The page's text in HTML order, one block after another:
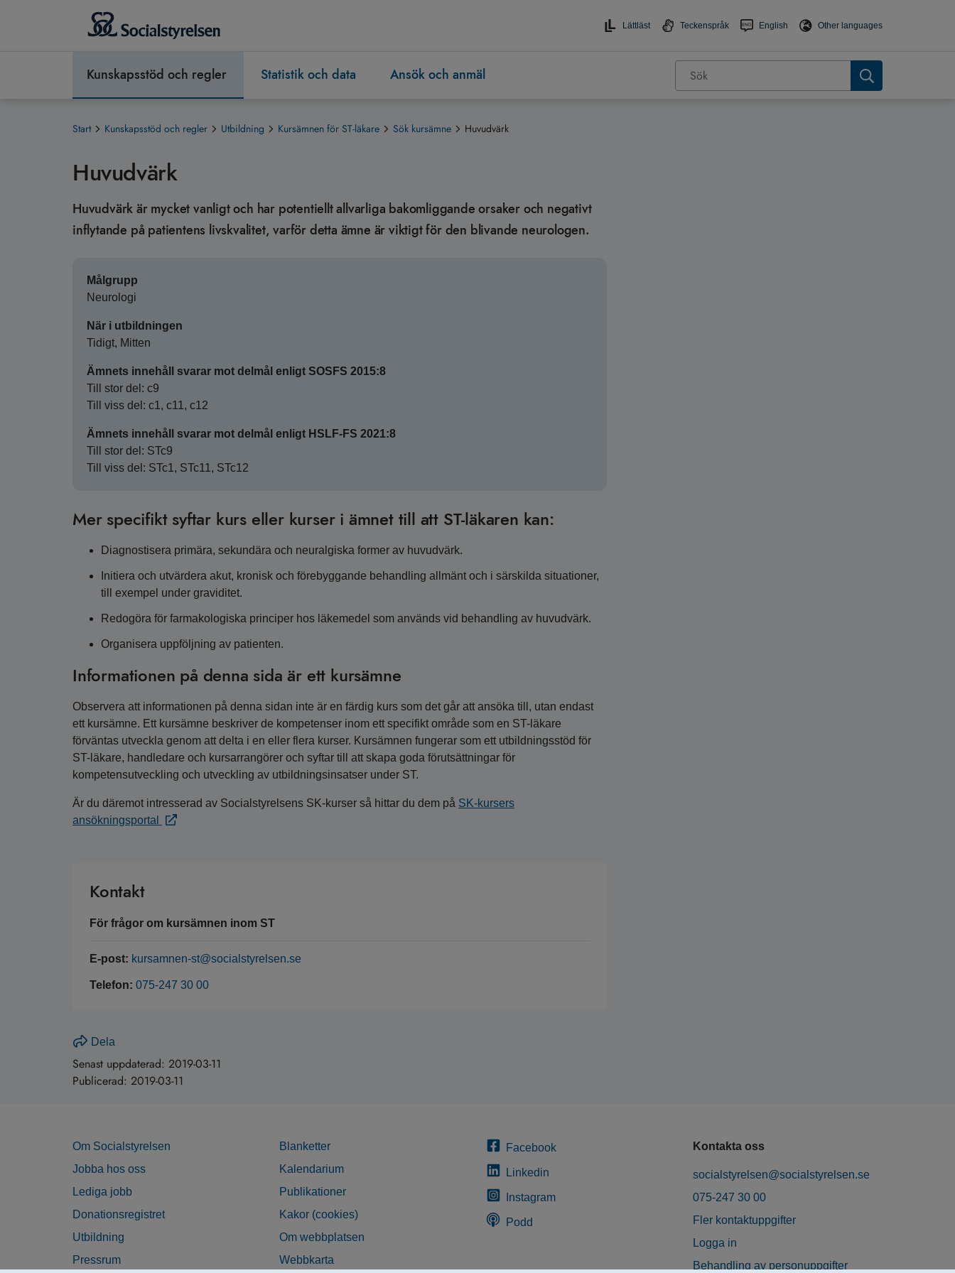
Lättläst Teckenspråk English Other languages
Kunskapsstöd och regler Statistik och data Ansök och anmäl
Start Kunskapsstöd och regler Utbildning Kursämnen för ST-läkare Sök kursämne Huvudvärk
Huvudvärk
Huvudvärk är mycket vanligt och har potentiellt allvarliga bakomliggande orsaker och negativt
inflytande på patientens livskvalitet, varför detta ämne är viktigt för den blivande neurologen.
Målgrupp
Neurologi
När i utbildningen
Tidigt, Mitten
Ämnets innehåll svarar mot delmål enligt SOSFS 2015:8
Till stor del: c9
Till viss del: c1, c11, c12
Ämnets innehåll svarar mot delmål enligt HSLF-FS 2021:8
Till stor del: STc9
Till viss del: STc1, STc11, STc12
Mer specifikt syftar kurs eller kurser i ämnet till att ST-läkaren kan:
Diagnostisera primära, sekundära och neuralgiska former av huvudvärk.
Initiera och utvärdera akut, kronisk och förebyggande behandling allmänt och i särskilda situationer,
till exempel under graviditet.
Redogöra för farmakologiska principer hos läkemedel som används vid behandling av huvudvärk.
Organisera uppföljning av patienten.
Informationen på denna sida är ett kursämne
Observera att informationen på denna sidan inte är en färdig kurs som det går att ansöka till, utan endast
ett kursämne. Ett kursämne beskriver de kompetenser inom ett specifikt område som en ST-läkare
förväntas utveckla genom att delta i en eller flera kurser. Kursämnen fungerar som ett utbildningsstöd för
ST-läkare, handledare och kursarrangörer och syftar till att skapa goda förutsättningar för
kompetensutveckling och utveckling av utbildningsinsatser under ST.
Är du däremot intresserad av Socialstyrelsens SK-kurser så hittar du dem på SK-kursers
ansökningsportal
Kontakt
För frågor om kursämnen inom ST
E-post: kursamnen-st@socialstyrelsen.se
Telefon: 075-247 30 00
Dela
Senast uppdaterad: 2019-03-11
Publicerad: 2019-03-11
Om Socialstyrelsen
Jobba hos oss
Lediga jobb
Donationsregistret
Utbildning
Pressrum
Blanketter
Kalendarium
Publikationer
Kakor (cookies)
Om webbplatsen
Webbkarta
Facebook
Linkedin
Instagram
Podd
Kontakta oss
socialstyrelsen@socialstyrelsen.se
075-247 30 00
Fler kontaktuppgifter
Logga in
Behandling av personuppgifter